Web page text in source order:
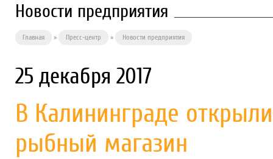
Новости предприятия
Главная » Пресс-центр » Новости предприятия
25 декабря 2017
В Калининграде
рыбный магазин